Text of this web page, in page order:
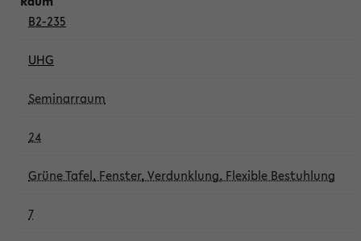
B2-235
UHG
Seminarraum
24
Grüne Tafel, Fenster, Verdunklung, Flexible Bestuhlung
7